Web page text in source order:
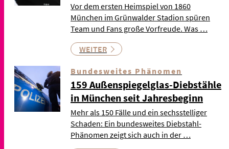
Vor dem ersten Heimspiel von 1860
München im Grünwalder Stadion spüren
Team und Fans große Vorfreude. Was …
WEITER
Bundesweites Phänomen
159 Außenspiegelglas-Diebstähle
in München seit Jahresbeginn
Mehr als 150 Fälle und ein sechsstelliger
Schaden: Ein bundesweites Diebstahl-
Phänomen zeigt sich auch in der …